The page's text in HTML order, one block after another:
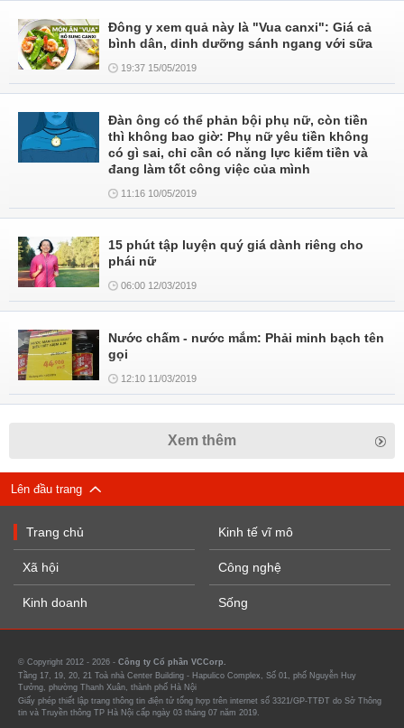
Đông y xem quả này là "Vua canxi": Giá cả
bình dân, dinh dưỡng sánh ngang với sữa
19:37 15/05/2019
Đàn ông có thể phản bội phụ nữ, còn tiền
thì không bao giờ: Phụ nữ yêu tiền không
có gì sai, chỉ cần có năng lực kiếm tiền và
đang làm tốt công việc của mình
11:16 10/05/2019
15 phút tập luyện quý giá dành riêng cho
phái nữ
06:00 12/03/2019
Nước chấm - nước mắm: Phải minh bạch tên
gọi
12:10 11/03/2019
Xem thêm
Lên đầu trang
Trang chủ
Xã hội
Kinh doanh
Kinh tế vĩ mô
Công nghệ
Sống
© Copyright 2012 - 2026 - Công ty Cổ phần VCCorp.
Tầng 17, 19, 20, 21 Toà nhà Center Building - Hapulico Complex, Số 01, phố Nguyễn Huy
Tưởng, phường Thanh Xuân, thành phố Hà Nội
Giấy phép thiết lập trang thông tin điện tử tổng hợp trên internet số 3321/GP-TTĐT do Sở Thông
tin và Truyền thông TP Hà Nội cấp ngày 03 tháng 07 năm 2019.